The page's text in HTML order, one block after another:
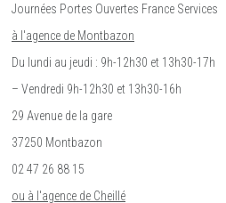
Journées Portes Ouvertes France Services
à l'agence de Montbazon
Du lundi au jeudi : 9h-12h30 et 13h30-17h
– Vendredi 9h-12h30 et 13h30-16h
29 Avenue de la gare
37250 Montbazon
02 47 26 88 15
ou à l'agence de Cheillé